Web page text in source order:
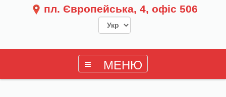
пл. Європейська, 4, офіс 506
МЕНЮ